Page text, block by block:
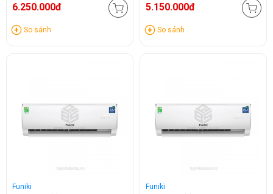
6.250.000đ
So sánh
5.150.000đ
So sánh
Funiki
Funiki